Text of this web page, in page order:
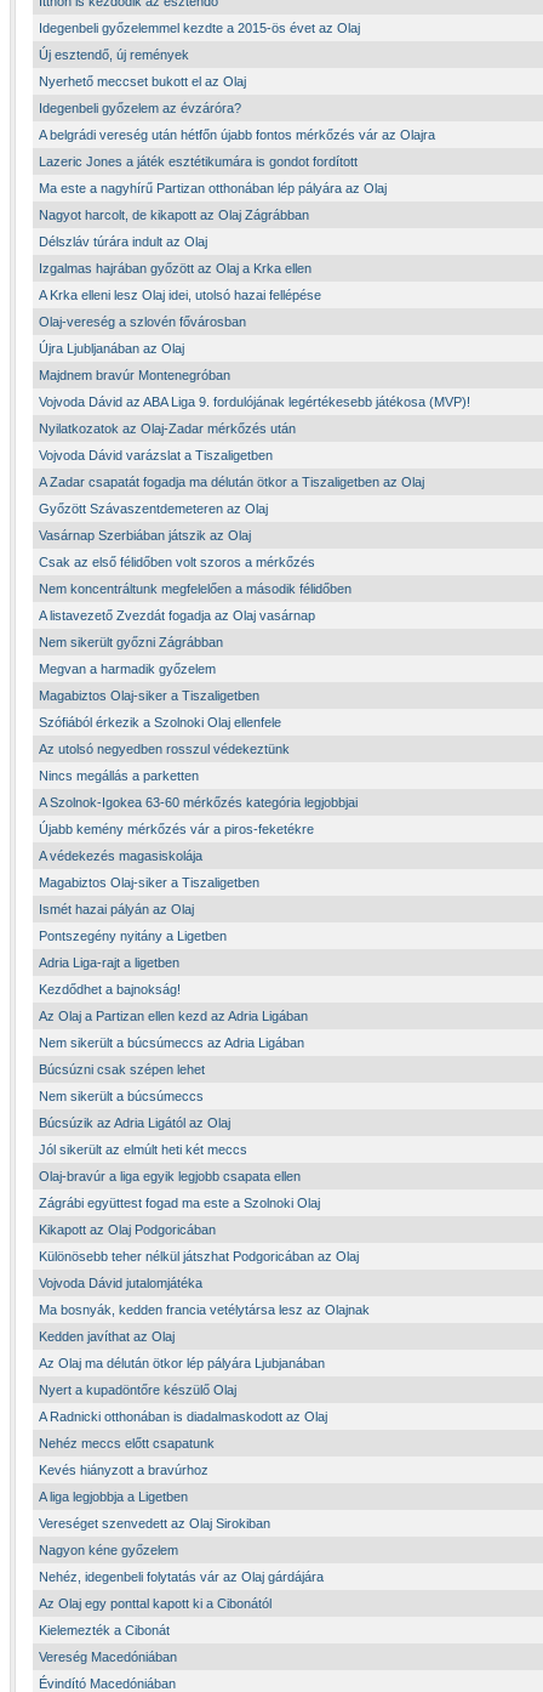
Idegenbeli győzelemmel kezdte a 2015-ös évet az Olaj
Új esztendő, új remények
Nyerhető meccset bukott el az Olaj
Idegenbeli győzelem az évzáróra?
A belgrádi vereség után hétfőn újabb fontos mérkőzés vár az Olajra
Lazeric Jones a játék esztétikumára is gondot fordított
Ma este a nagyhírű Partizan otthonában lép pályára az Olaj
Nagyot harcolt, de kikapott az Olaj Zágrábban
Délszláv túrára indult az Olaj
Izgalmas hajrában győzött az Olaj a Krka ellen
A Krka elleni lesz Olaj idei, utolsó hazai fellépése
Olaj-vereség a szlovén fővárosban
Újra Ljubljanában az Olaj
Majdnem bravúr Montenegróban
Vojvoda Dávid az ABA Liga 9. fordulójának legértékesebb játékosa (MVP)!
Nyilatkozatok az Olaj-Zadar mérkőzés után
Vojvoda Dávid varázslat a Tiszaligetben
A Zadar csapatát fogadja ma délután ötkor a Tiszaligetben az Olaj
Győzött Szávaszentdemeteren az Olaj
Vasárnap Szerbiában játszik az Olaj
Csak az első félidőben volt szoros a mérkőzés
Nem koncentráltunk megfelelően a második félidőben
A listavezető Zvezdát fogadja az Olaj vasárnap
Nem sikerült győzni Zágrábban
Megvan a harmadik győzelem
Magabiztos Olaj-siker a Tiszaligetben
Szófiából érkezik a Szolnoki Olaj ellenfele
Az utolsó negyedben rosszul védekeztünk
Nincs megállás a parketten
A Szolnok-Igokea 63-60 mérkőzés kategória legjobbjai
Újabb kemény mérkőzés vár a piros-feketékre
A védekezés magasiskolája
Magabiztos Olaj-siker a Tiszaligetben
Ismét hazai pályán az Olaj
Pontszegény nyitány a Ligetben
Adria Liga-rajt a ligetben
Kezdődhet a bajnokság!
Az Olaj a Partizan ellen kezd az Adria Ligában
Nem sikerült a búcsúmeccs az Adria Ligában
Búcsúzni csak szépen lehet
Nem sikerült a búcsúmeccs
Búcsúzik az Adria Ligától az Olaj
Jól sikerült az elmúlt heti két meccs
Olaj-bravúr a liga egyik legjobb csapata ellen
Zágrábi együttest fogad ma este a Szolnoki Olaj
Kikapott az Olaj Podgoricában
Különösebb teher nélkül játszhat Podgoricában az Olaj
Vojvoda Dávid jutalomjátéka
Ma bosnyák, kedden francia vetélytársa lesz az Olajnak
Kedden javíthat az Olaj
Az Olaj ma délután ötkor lép pályára Ljubjanában
Nyert a kupadöntőre készülő Olaj
A Radnicki otthonában is diadalmaskodott az Olaj
Nehéz meccs előtt csapatunk
Kevés hiányzott a bravúrhoz
A liga legjobbja a Ligetben
Vereséget szenvedett az Olaj Sirokiban
Nagyon kéne győzelem
Nehéz, idegenbeli folytatás vár az Olaj gárdájára
Az Olaj egy ponttal kapott ki a Cibonától
Kielemezték a Cibonát
Vereség Macedóniában
Évindító Macedóniában